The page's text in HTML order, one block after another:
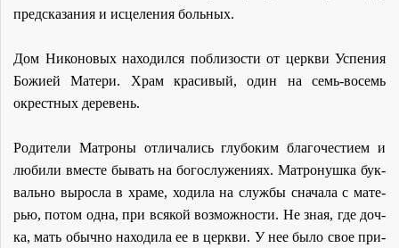
пред­ска­за­ния и ис­це­ле­ния боль­ных.
Дом Ни­ко­но­вых на­хо­дил­ся по­бли­зо­сти от церк­ви Успе­ния
Бо­жи­ей Ма­те­ри. Храм кра­си­вый, один на семь-во­семь
окрест­ных де­ре­вень.
Ро­ди­те­ли Мат­ро­ны от­ли­ча­лись глу­бо­ким бла­го­че­сти­ем и
лю­би­ли вме­сте бы­вать на бо­го­слу­же­ни­ях. Мат­ро­нуш­ка бук­
валь­но вы­рос­ла в хра­ме, хо­ди­ла на служ­бы сна­ча­ла с ма­те­
рью, по­том од­на, при вся­кой воз­мож­но­сти. Не зная, где доч­
ка, мать обыч­но на­хо­ди­ла ее в церк­ви. У нее бы­ло свое при­